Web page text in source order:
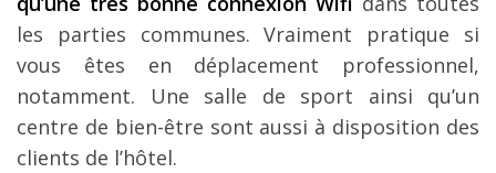
les parties communes. Vraiment pratique si
vous êtes en déplacement professionnel,
notamment. Une salle de sport ainsi qu’un
centre de bien-être sont aussi à disposition des
clients de l’hôtel.